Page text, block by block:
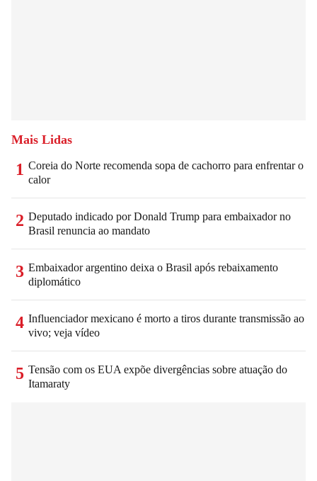
Mais Lidas
1 Coreia do Norte recomenda sopa de cachorro para enfrentar o
calor
2 Deputado indicado por Donald Trump para embaixador no
Brasil renuncia ao mandato
3 Embaixador argentino deixa o Brasil após rebaixamento
diplomático
4 Influenciador mexicano é morto a tiros durante transmissão ao
vivo; veja vídeo
5 Tensão com os EUA expõe divergências sobre atuação do
Itamaraty